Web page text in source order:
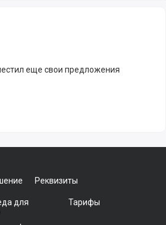
еще свои предложения
Реквизиты
для
Тарифы